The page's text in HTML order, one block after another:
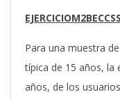
Para una muestra
típica de 15 años, la
años, de los